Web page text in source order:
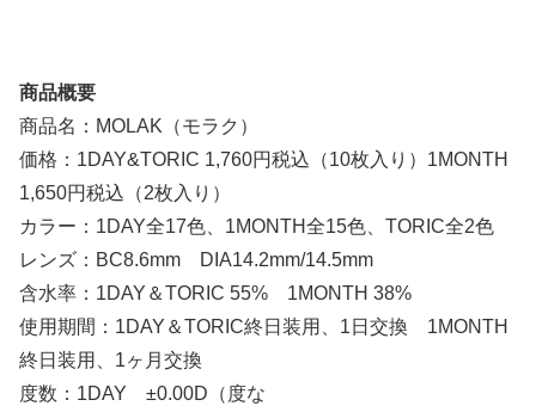
商品概要
商品名：MOLAK（モラク）
価格：1DAY&TORIC 1,760円税込（10枚入り）1MONTH
1,650円税込（2枚入り）
カラー：1DAY全17色、1MONTH全15色、TORIC全2色
レンズ：BC8.6mm DIA14.2mm/14.5mm
含水率：1DAY＆TORIC 55% 1MONTH 38%
使用期間：1DAY＆TORIC終日装用、1日交換 1MONTH
終日装用、1ヶ月交換
度数：1DAY ±0.00D（度な